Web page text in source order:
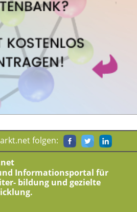
folgen:
Informationsportal für
bildung und gezielte